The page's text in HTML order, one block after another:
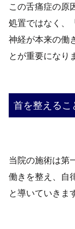
この舌痛症の原
処置ではなく、
神経が本来の働
とが重要になり
首を整えるこ
当院の施術は第
働きを整え、自
と導いていきま